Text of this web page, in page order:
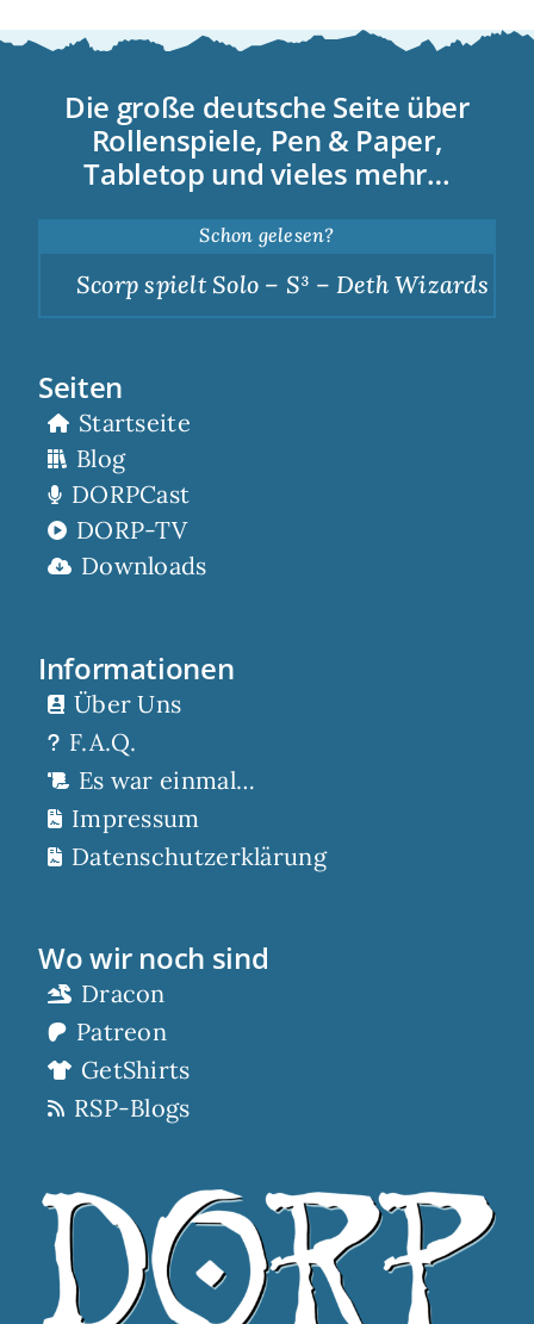
Die große deutsche Seite über
Rollenspiele, Pen & Paper,
Tabletop und vieles mehr…
Schon gelesen?
Scorp spielt Solo – S³ – Deth Wizards –
Seiten
Startseite
Blog
DORPCast
DORP-TV
Downloads
Informationen
Über Uns
F.A.Q.
Es war einmal…
Impressum
Datenschutzerklärung
Wo wir noch sind
Dracon
Patreon
GetShirts
RSP-Blogs